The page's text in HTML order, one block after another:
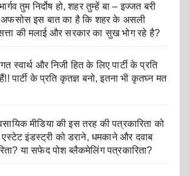
तुम निर्दोष हो, शहर तुम्हें बा – इज्जत बरी
इस बात का है कि शहर के असली
की मलाई और सरकार का सुख भोग रहे है?
स्वार्थ और निजी हित के लिए पार्टी के प्रति
पार्टी के प्रति कृतज्ञ बनो, इतना भी कृतघ्न मत
मीडिया की इस तरह की पत्रकारिता को
इंडस्ट्री को डराने, धमकाने और दवाब
या सफेद पोश ब्लैकमेलिंग पत्रकारिता?